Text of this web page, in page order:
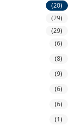
(20)
(29)
(29)
(6)
(8)
(9)
(6)
(6)
(1)